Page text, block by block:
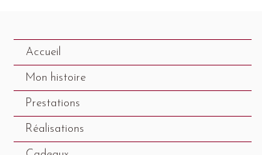
Accueil
Mon histoire
Prestations
Réalisations